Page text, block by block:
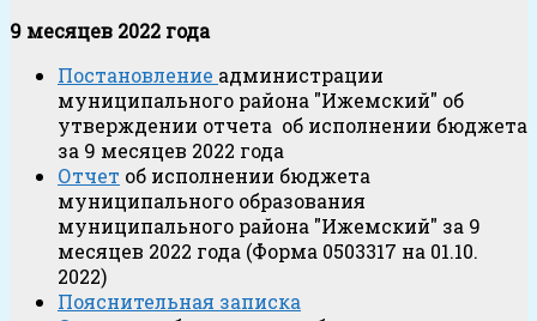
9 месяцев 2022 года
Постановление администрации
муниципального района "Ижемский" об
утверждении отчета об исполнении бюджета
за 9 месяцев 2022 года
Отчет об исполнении бюджета
муниципального образования
муниципального района "Ижемский" за 9
месяцев 2022 года (Форма 0503317 на 01.10.
2022)
Пояснительная записка